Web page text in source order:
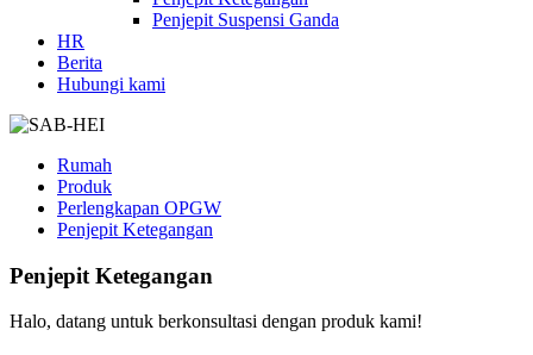
Penjepit Suspensi Ganda
HR
Berita
Hubungi kami
Rumah
Produk
Perlengkapan OPGW
Penjepit Ketegangan
Penjepit Ketegangan
Halo, datang untuk berkonsultasi dengan produk kami!